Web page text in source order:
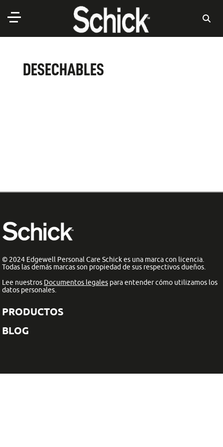
DESECHABLES
© 2024 Edgewell Personal Care Schick es una marca con licencia.
Todas las demás marcas son propiedad de sus respectivos dueños.
Lee nuestros Documentos legales para entender cómo utilizamos los
datos personales.
PRODUCTOS
BLOG